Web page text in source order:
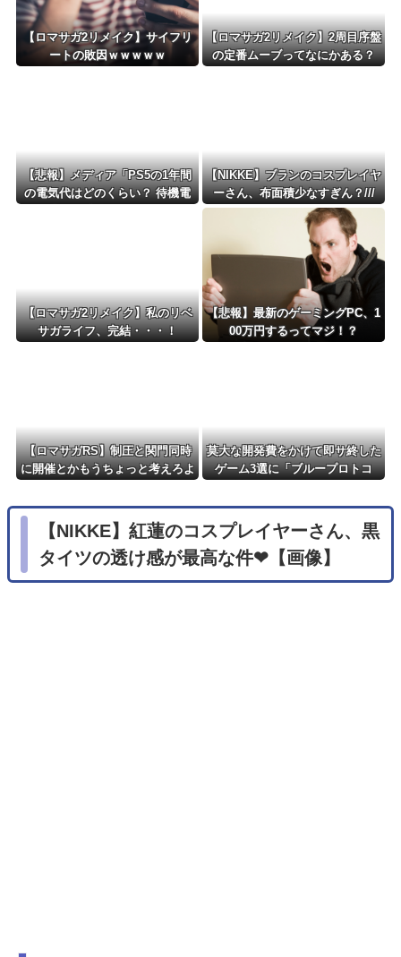
【ロマサガ2リメイク】サイフリ
ートの敗因ｗｗｗｗｗ
【ロマサガ2リメイク】2周目序盤
の定番ムーブってなにかある？
【悲報】メディア「PS5の1年間
の電気代はどのくらい？ 待機電
【NIKKE】ブランのコスプレイヤ
ーさん、布面積少なすぎん？///
【ロマサガ2リメイク】私のリベ
サガライフ、完結・・・！
【悲報】最新のゲーミングPC、1
00万円するってマジ！？
【ロマサガRS】制圧と関門同時
に開催とかもうちょっと考えろよ
莫大な開発費をかけて即サ終した
ゲーム3選に「ブループロトコ
【NIKKE】紅蓮のコスプレイヤーさん、黒
タイツの透け感が最高な件❤【画像】